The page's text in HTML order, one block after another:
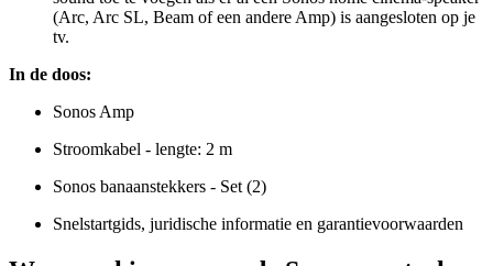
(Arc, Arc SL, Beam of een andere Amp) is aangesloten op je
tv.
In de doos:
Sonos Amp
Stroomkabel - lengte: 2 m
Sonos banaanstekkers - Set (2)
Snelstartgids, juridische informatie en garantievoorwaarden